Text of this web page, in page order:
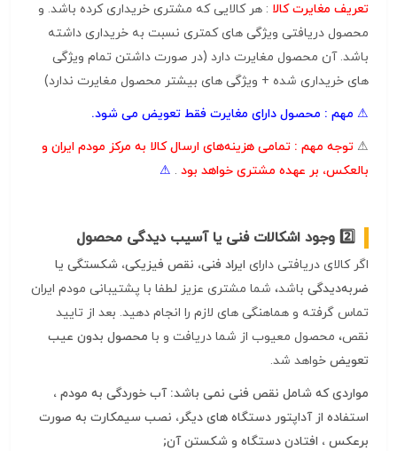
تعریف مغایرت کالا : هر کالایی که مشتری خریداری کرده باشد. و
محصول دریافتی ویژگی های کمتری نسبت به خریداری داشته
باشد. آن محصول مغایرت دارد (در صورت داشتن تمام ویژگی
های خریداری شده + ویژگی های بیشتر محصول مغایرت ندارد)
⚠ مهم : محصول دارای مغایرت فقط تعویض می شود.
⚠ توجه مهم : تمامی هزینه‌های ارسال کالا به مرکز مودم ایران و
بالعکس، بر عهده مشتری خواهد بود .
⚠
وجود اشکالات فنی یا آسیب‌ دیدگی محصول
اگر کالای دریافتی دارای ایراد فنی، نقص فیزیکی، شکستگی یا
ضربه‌دیدگی باشد، شما مشتری عزیز لطفا با پشتیبانی مودم ایران
تماس گرفته و هماهنگی های لازم را انجام دهید. بعد از تایید
نقص، محصول معیوب از شما دریافت و با محصول بدون عیب
تعویض خواهد شد.
مواردی که شامل نقص فنی نمی باشد: آب خوردگی به مودم ،
استفاده از آداپتور دستگاه های دیگر، نصب سیمکارت به صورت
برعکس ، افتادن دستگاه و شکستن آن;